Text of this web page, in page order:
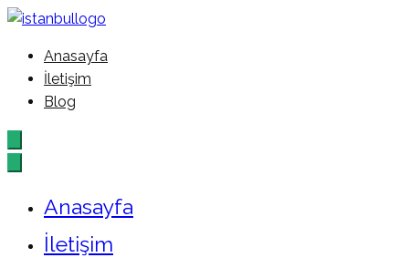
İçeriğe
İstanbul – Google – Reklam –
Ajansı
Anasayfa
İletişim
Blog
Anasayfa
İletişim